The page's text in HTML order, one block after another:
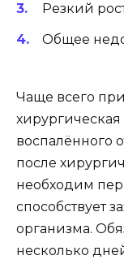
Резкий
Общее
Чаще всего
воспалённого
после
необходим
способствует
организма.
несколько